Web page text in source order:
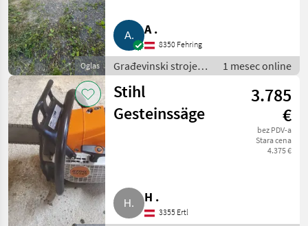
Oglas
A .
8350 Fehring
Građevinski strojevi
/ Mali građevinski
strojevi
1 mesec online
Stihl
Gesteinssäge
3.785
€
bez PDV-a
Stara cena
4.375 €
H .
3355 Ertl